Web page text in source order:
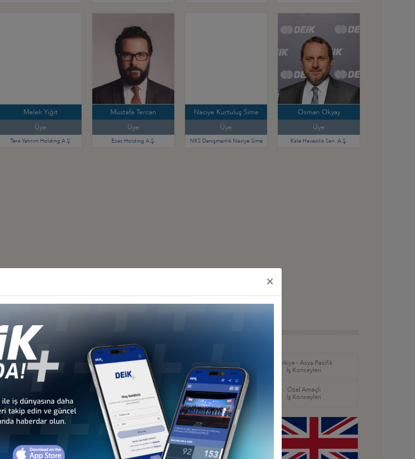
Melek Yiğit
Üye
Tera Yatırım Holding A.Ş.
Mustafa Tercan
Üye
Esas Holding A.Ş.
Naciye Kurtuluş Sime
Üye
NKS Danışmanlık Naciye Sime
Osman Okyay
Üye
Kale Havacılık San. A.Ş.
Diğer İş Konseyleri
Türkiye - Kuzey Amerika
İş Konseyleri
Karayipler İş Konseyleri
Türkiye - Asya Pasifik
İş Konseyleri
Türkiye - Orta Doğu ve
Körfez İş Konseyleri
Sektörel
İş Konseyleri
Özel Amaçlı
İş Konseyleri
×